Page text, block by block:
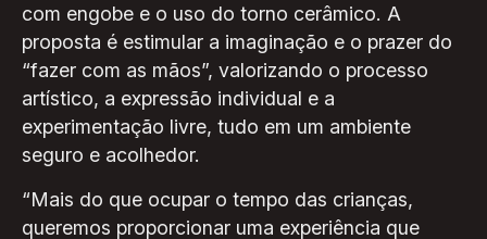
com engobe e o uso do torno cerâmico. A
proposta é estimular a imaginação e o prazer do
“fazer com as mãos”, valorizando o processo
artístico, a expressão individual e a
experimentação livre, tudo em um ambiente
seguro e acolhedor.
“Mais do que ocupar o tempo das crianças,
queremos proporcionar uma experiência que